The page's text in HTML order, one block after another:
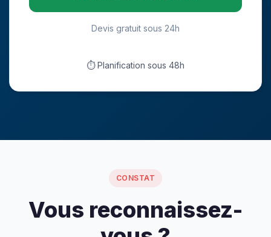
Devis gratuit sous 24h
⏱ Planification sous 48h
CONSTAT
Vous reconnaissez-